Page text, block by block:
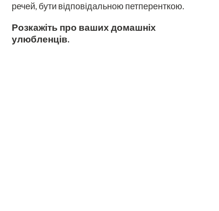
речей, бути відповідальною петперенткою.
Розкажіть про ваших домашніх
улюбленців.